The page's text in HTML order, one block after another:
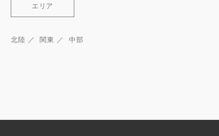
エリア
北陸 関東 中部